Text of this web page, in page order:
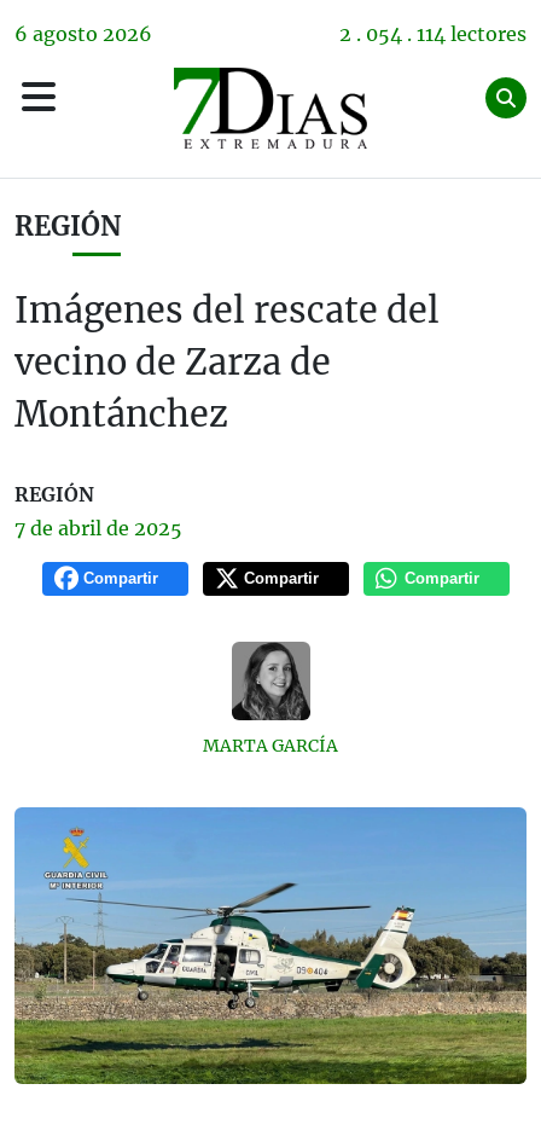
6 agosto 2026 2 . 054 . 114 lectores
REGIÓN
Imágenes del rescate del
vecino de Zarza de
Montánchez
REGIÓN
7 de abril de 2025
Compartir Compartir Compartir
MARTA GARCÍA